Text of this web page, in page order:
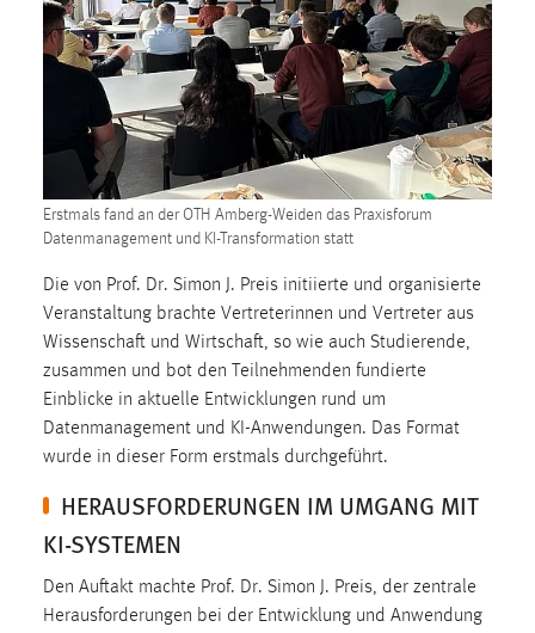
Erstmals fand an der OTH Amberg-Weiden das Praxisforum
Datenmanagement und KI-Transformation statt
Die von Prof. Dr. Simon J. Preis initiierte und organisierte
Veranstaltung brachte Vertreterinnen und Vertreter aus
Wissenschaft und Wirtschaft, so wie auch Studierende,
zusammen und bot den Teilnehmenden fundierte
Einblicke in aktuelle Entwicklungen rund um
Datenmanagement und KI-Anwendungen. Das Format
wurde in dieser Form erstmals durchgeführt.
HERAUSFORDERUNGEN IM UMGANG MIT
KI-SYSTEMEN
Den Auftakt machte Prof. Dr. Simon J. Preis, der zentrale
Herausforderungen bei der Entwicklung und Anwendung
1 Jahr
Performance
Name:
staticfilecache
Zweck:
Für performante Seitenauslieferung wird in diesem Cookie
Sprachpräferenz
Name:
site-language-preference
Zweck:
Cookie Laufzeit:
30 Tage
Chat